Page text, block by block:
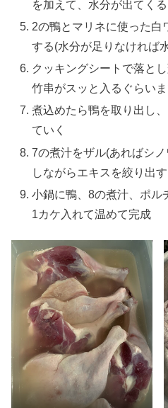
を加えて、水分が出てく
2の鴨とマリネに使った白
する(水分が足りなければ
クッキングシートで落と
竹串がスッと入るぐらい
煮込めたら鴨を取り出し
ていく
7の煮汁をザル(あればシ
しながらエキスを絞り出
小鍋に鴨、8の煮汁、ポル
1カケ入れて温めて完成